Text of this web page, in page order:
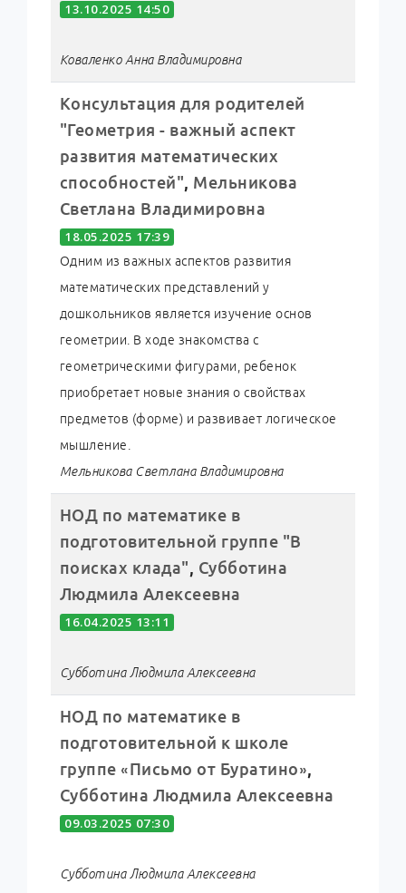
13.10.2025 14:50
Коваленко Анна Владимировна
Консультация для родителей
"Геометрия - важный аспект
развития математических
способностей", Мельникова
Светлана Владимировна
18.05.2025 17:39
Одним из важных аспектов развития
математических представлений у
дошкольников является изучение основ
геометрии. В ходе знакомства с
геометрическими фигурами, ребенок
приобретает новые знания о свойствах
предметов (форме) и развивает логическое
мышление.
Мельникова Светлана Владимировна
НОД по математике в
подготовительной группе "В
поисках клада", Субботина
Людмила Алексеевна
16.04.2025 13:11
Субботина Людмила Алексеевна
НОД по математике в
подготовительной к школе
группе «Письмо от Буратино»,
Субботина Людмила Алексеевна
09.03.2025 07:30
Субботина Людмила Алексеевна